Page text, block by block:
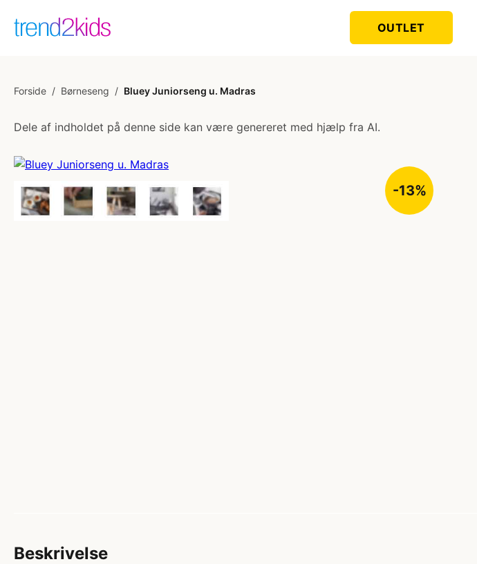
OUTLET
Forside / Børneseng / Bluey Juniorseng u. Madras
Dele af indholdet på denne side kan være genereret med hjælp fra AI.
-13%
Beskrivelse